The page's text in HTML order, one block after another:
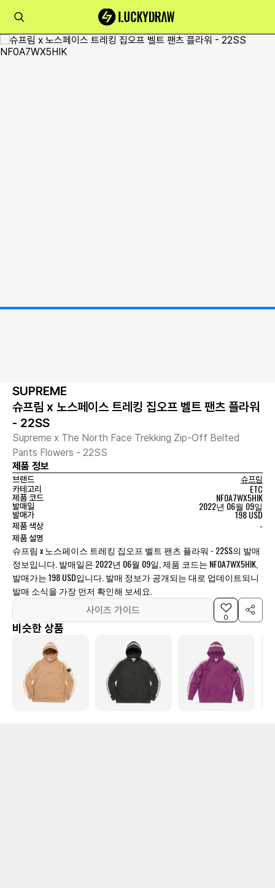
SUPREME
슈프림 x 노스페이스 트레킹 집오프 벨트 팬츠 플라워
- 22SS
Supreme x The North Face Trekking Zip-Off Belted
Pants Flowers - 22SS
제품 정보
브랜드
슈프림
카테고리
ETC
제품 코드 NF0A7WX5HIK
발매일 2022년 06월 09일
발매가 198 USD
제품 색상 -
제품 설명
슈프림 x 노스페이스 트레킹 집오프 벨트 팬츠 플라워 - 22SS의 발매
정보입니다. 발매일은 2022년 06월 09일, 제품 코드는 NF0A7WX5HIK,
발매가는 198 USD입니다. 발매 정보가 공개되는 대로 업데이트되니
발매 소식을 가장 먼저 확인해 보세요.
사이즈 가이드
0
비슷한 상품